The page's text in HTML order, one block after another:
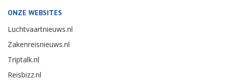
ONZE WEBSITES
Luchtvaartnieuws.nl
Zakenreisnieuws.nl
Triptalk.nl
Reisbizz.nl